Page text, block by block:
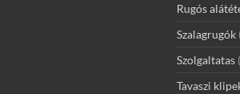
Rugós
Szalagrugók
Szolgaltatas
Tavaszi